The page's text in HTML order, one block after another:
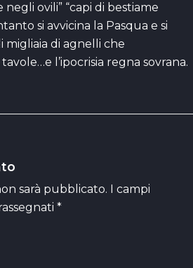
negli ovili” “capi di bestiame
si avvicina la Pasqua e si
migliaia di agnelli che
l’ipocrisia regna sovrana.
sarà pubblicato. I campi
*